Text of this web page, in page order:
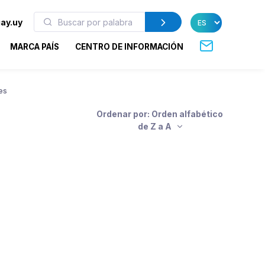
MARCA PAÍS CENTRO DE INFORMACIÓN
Ordenar por: Orden alfabético
de Z a A